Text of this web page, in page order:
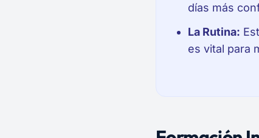
días más
La Rutina:
es vital para